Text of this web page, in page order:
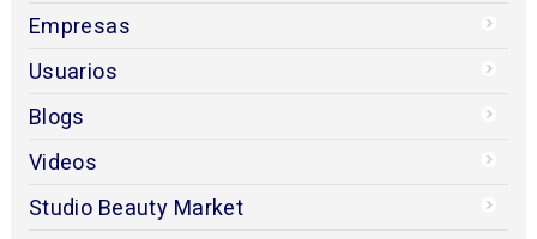
Empresas
Usuarios
Blogs
Videos
Studio Beauty Market